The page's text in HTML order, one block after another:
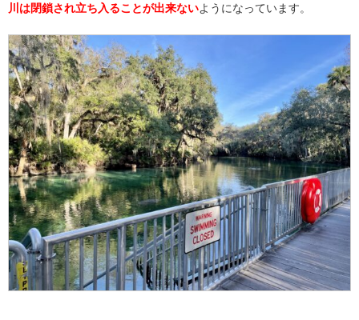
川は閉鎖され立ち入ることが出来ないようになっています。